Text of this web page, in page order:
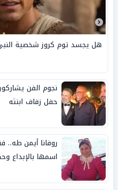
هل يجسد توم كروز شخصية
نجوم الفن
حفل زفاف ابنته
روفانا أيمن طه..
اسمها بالإبداع